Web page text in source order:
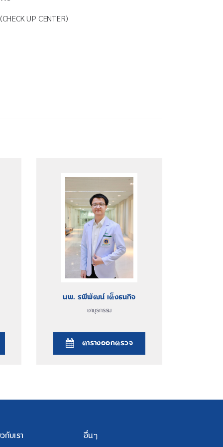
UP CENTER)
อายุรกรรม
นพ. รพีพัฒน์ เต็งธนกิจ
ตารางออกตรวจ
กับเรา อื่นๆ